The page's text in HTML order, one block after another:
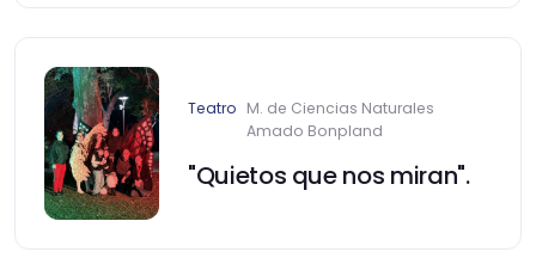
Teatro M. de Ciencias Naturales
Amado Bonpland
"Quietos que nos miran".